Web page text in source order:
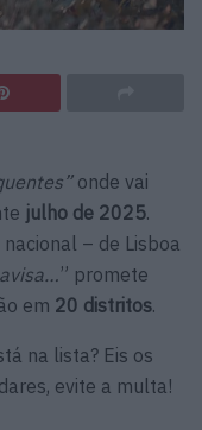
onde vai
julho de 2025.
– de Lisboa
” promete
em 20 distritos.
na lista? Eis os
evite a multa!